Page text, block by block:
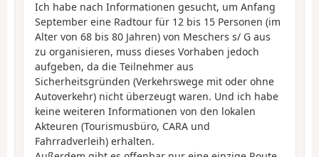
Ich habe nach Informationen gesucht, um Anfang
September eine Radtour für 12 bis 15 Personen (im
Alter von 68 bis 80 Jahren) von Meschers s/ G aus
zu organisieren, muss dieses Vorhaben jedoch
aufgeben, da die Teilnehmer aus
Sicherheitsgründen (Verkehrswege mit oder ohne
Autoverkehr) nicht überzeugt waren. Und ich habe
keine weiteren Informationen von den lokalen
Akteuren (Tourismusbüro, CARA und
Fahrradverleih) erhalten.